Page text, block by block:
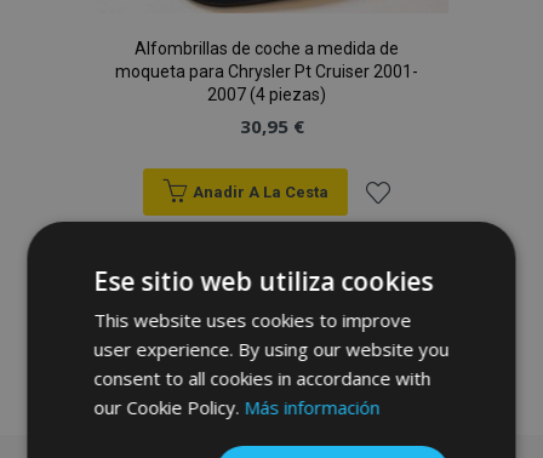
Alfombrillas de coche a medida de
moqueta para Chrysler Pt Cruiser 2001-
2007 (4 piezas)
30,95 €
Anadir A La Cesta
a la
Lista
de
Ese sitio web utiliza cookies
This website uses cookies to improve
user experience. By using our website you
consent to all cookies in accordance with
our Cookie Policy. Más información